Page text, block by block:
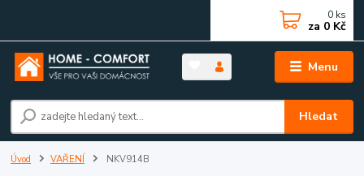
Menu
Hledat
0 ks
za 0 Kč
Úvod VAŘENÍ NKV914B